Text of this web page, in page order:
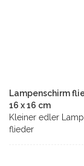
Lampenschirm
16 x 16 cm
Kleiner edler
flieder